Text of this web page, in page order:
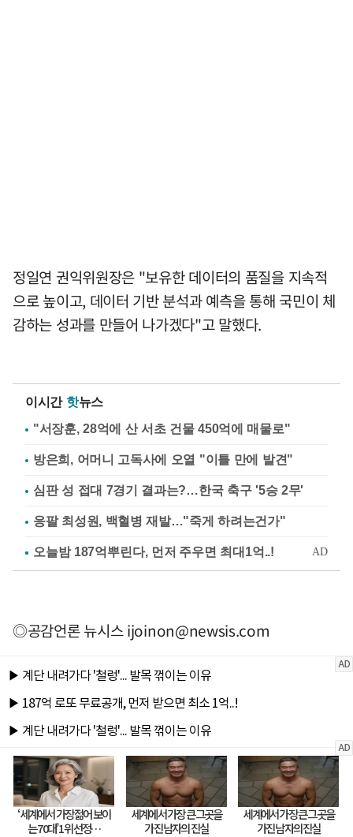
정일연 권익위원장은 "보유한 데이터의 품질을 지속적
으로 높이고, 데이터 기반 분석과 예측을 통해 국민이 체
감하는 성과를 만들어 나가겠다"고 말했다.
이시간 핫뉴스
"서장훈, 28억에 산 서초 건물 450억에 매물로"
방은희, 어머니 고독사에 오열 "이틀 만에 발견"
심판 성 접대 7경기 결과는?…한국 축구 '5승 2무'
응팔 최성원, 백혈병 재발…"죽게 하려는건가"
◎공감언론 뉴시스ijoinon@newsis.com